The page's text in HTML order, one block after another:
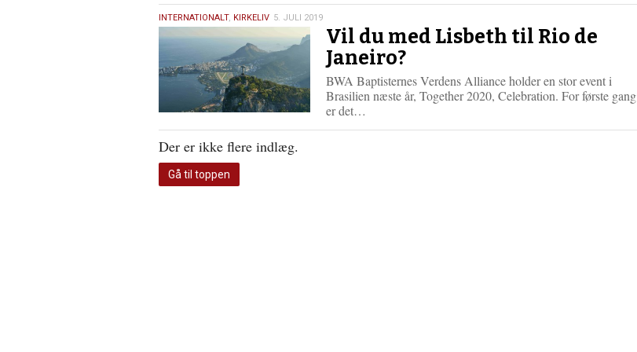
5.
juli
2019
INTERNATIONALT, KIRKELIV 5. JULI 2019
Vil du med Lisbeth til Rio de
Janeiro?
BWA Baptisternes Verdens Alliance holder en stor event i
Brasilien næste år, Together 2020, Celebration. For første gang
er det…
Der er ikke flere indlæg.
Gå til toppen